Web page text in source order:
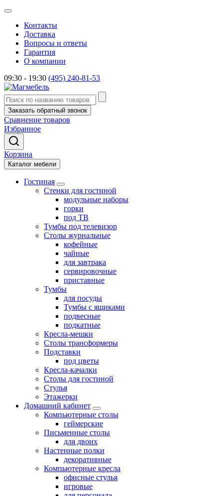
Контакты
Доставка
Вопросы и ответы
Гарантия
О компании
09:30 - 19:30 (495) 240-81-53
Заказать обратный звонок
Сравнение товаров
Избранное
Корзина
Каталог мебели
Гостиная
Стенки для гостиной
модульные наборы
горки
под ТВ
Тумбы под телевизор
Столы журнальные
кофейные
чайные
для завтрака
сервировочные
приставные
Тумбы
для посуды
Тумбы с ящиками
подвесные
подкатные
Кресла-мешки
Столы трансформеры
Подставки
под цветы
Кресла-качалки
Столы для гостиной
Стулья
Этажерки
Домашний кабинет
Компьютерные столы
геймерские
Письменные столы
для двоих
Настенные полки
декоративные
Компьютерные кресла
офисные стулья
игровые